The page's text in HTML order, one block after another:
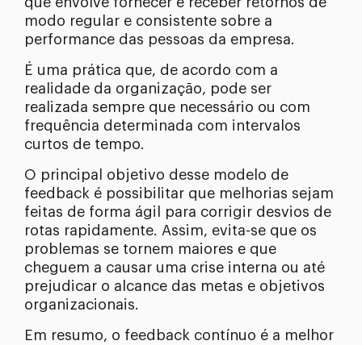
modo regular e consistente sobre a
performance das pessoas da empresa.
É uma prática que, de acordo com a
realidade da organização, pode ser
realizada sempre que necessário ou com
frequência determinada com intervalos
curtos de tempo.
O principal objetivo desse modelo de
feedback é possibilitar que melhorias sejam
feitas de forma ágil para corrigir desvios de
rotas rapidamente. Assim, evita-se que os
problemas se tornem maiores e que
cheguem a causar uma crise interna ou até
prejudicar o alcance das metas e objetivos
organizacionais.
Em resumo, o feedback contínuo é a melhor